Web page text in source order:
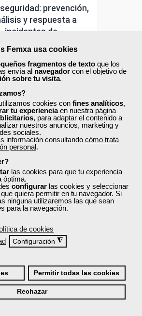
Femxa usa cookies
fragmentos de texto que los
envía al navegador con el objetivo de
sobre tu visita.
cookies con fines analíticos,
tu experienciaen nuestra página
, para adaptar el contenido a
nuestros anuncios, marketing y
sociales.
información consultando cómo trata
personal.
las cookies para que tu experiencia
óptima.
configurar las cookies y seleccionar
quiera permitir en tu navegador. Si
ninguna utilizaremos las que sean
para la navegación.
de cookies
Configuración ◮
Permitir todas las cookies
Rechazar
prevención,
y respuesta a
incidentes de...
Curso Gratuito
Online (Madrid )
Ver curso
7 182
Formación 100%
subvencionada.
desempleados,
trabajadores y
todos los sectores.
Cursos Femxa
avanzada